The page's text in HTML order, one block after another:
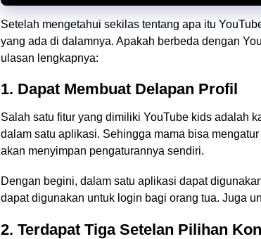
Setelah mengetahui sekilas tentang apa itu
yang ada di dalamnya. Apakah berbeda dengan
ulasan lengkapnya:
1. Dapat Membuat Delapan Profil
Salah satu fitur yang dimiliki YouTube kids adalah
dalam satu aplikasi. Sehingga mama bisa
akan menyimpan pengaturannya sendiri.
Dengan begini, dalam satu aplikasi dapat
dapat digunakan untuk login bagi orang tua. Juga
2. Terdapat Tiga Setelan Pilihan